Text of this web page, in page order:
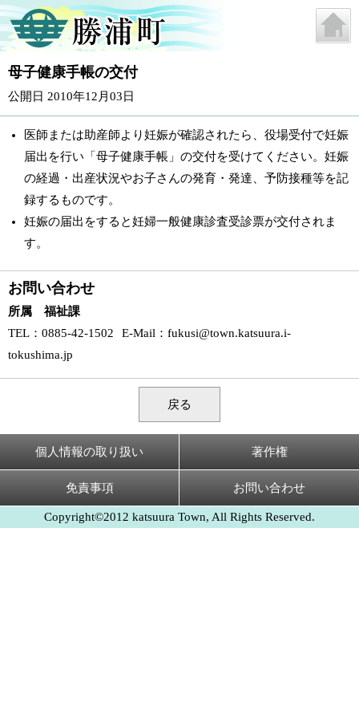
母子健康手帳の交付
公開日 2010年12月03日
医師または助産師より妊娠が確認されたら、役場受付で妊娠
届出を行い「母子健康手帳」の交付を受けてください。妊娠
の経過・出産状況やお子さんの発育・発達、予防接種等を記
録するものです。
妊娠の届出をすると妊婦一般健康診査受診票が交付されま
す。
お問い合わせ
所属 福祉課
TEL ：0885-42-1502 E-Mail ： fukusi@town.katsuura.i-
tokushima.jp
戻る
個人情報の取り扱い 著作権
免責事項 お問い合わせ
Copyright©2012 katsuura Town, All Rights Reserved.